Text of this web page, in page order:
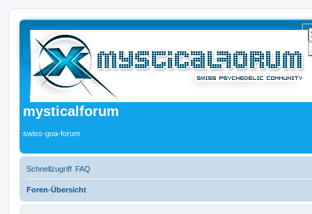
mysticalforum
swiss-goa-forum
Schnellzugriff FAQ
Foren-Übersicht